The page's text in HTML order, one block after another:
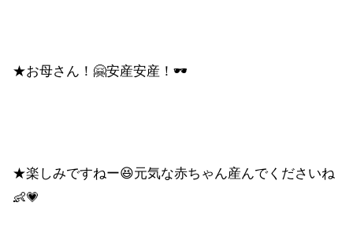
★お母さん！🤗安産安産！🕶
★楽しみですねー😆元気な赤ちゃん産んでくださいね
👶💗